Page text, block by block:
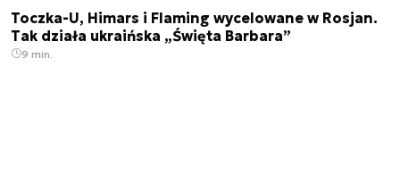
Toczka-U, Himars i Flaming wycelowane w Rosjan.
Tak działa ukraińska „Święta Barbara”
9 min.